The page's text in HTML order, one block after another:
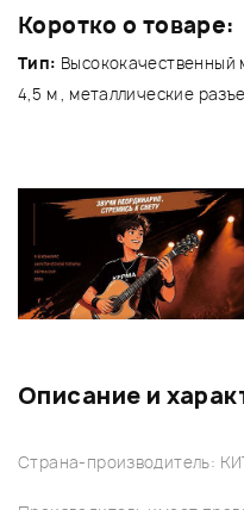
Коротко о товаре:
Тип: Высококачественный
4,5 м , металлические
Описание и
Страна-производитель: